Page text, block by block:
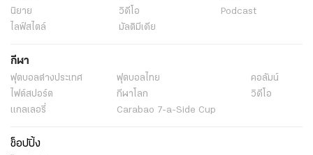
นิยาย
วิดีโอ
Podcast
ไลฟ์สไตล์
มัลติมีเดีย
กีฬา
ฟุตบอลต่่างประเทศ ฟุตบอลไทย
คอลัมน์
ไฟต์สปอร์ต
กีฬาโลก
วิดีโอ
แกลเลอรี่
Carabao 7-a-Side Cup
ช็อปปิ้ง